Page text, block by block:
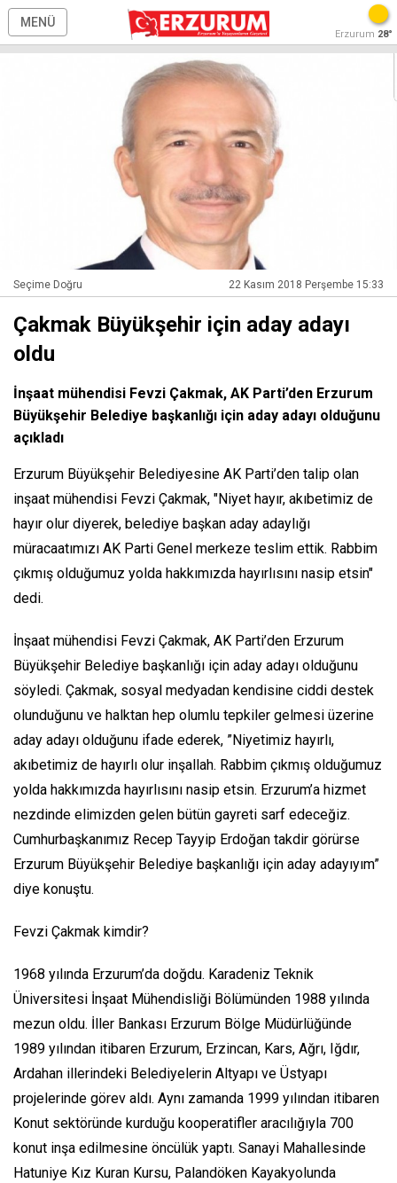
MENÜ
Erzurum 28°
Seçime Doğru 22 Kasım 2018 Perşembe 15:33
Çakmak Büyükşehir için aday adayı
oldu
İnşaat mühendisi Fevzi Çakmak, AK Parti’den Erzurum
Büyükşehir Belediye başkanlığı için aday adayı olduğunu
açıkladı
Erzurum Büyükşehir Belediyesine AK Parti’den talip olan
inşaat mühendisi Fevzi Çakmak, "Niyet hayır, akıbetimiz de
hayır olur diyerek, belediye başkan aday adaylığı
müracaatımızı AK Parti Genel merkeze teslim ettik. Rabbim
çıkmış olduğumuz yolda hakkımızda hayırlısını nasip etsin"
dedi.
İnşaat mühendisi Fevzi Çakmak, AK Parti’den Erzurum
Büyükşehir Belediye başkanlığı için aday adayı olduğunu
söyledi. Çakmak, sosyal medyadan kendisine ciddi destek
olunduğunu ve halktan hep olumlu tepkiler gelmesi üzerine
aday adayı olduğunu ifade ederek, ”Niyetimiz hayırlı,
akıbetimiz de hayırlı olur inşallah. Rabbim çıkmış olduğumuz
yolda hakkımızda hayırlısını nasip etsin. Erzurum’a hizmet
nezdinde elimizden gelen bütün gayreti sarf edeceğiz.
Cumhurbaşkanımız Recep Tayyip Erdoğan takdir görürse
Erzurum Büyükşehir Belediye başkanlığı için aday adayıyım”
diye konuştu.
Fevzi Çakmak kimdir?
1968 yılında Erzurum’da doğdu. Karadeniz Teknik
Üniversitesi İnşaat Mühendisliği Bölümünden 1988 yılında
mezun oldu. İller Bankası Erzurum Bölge Müdürlüğünde
1989 yılından itibaren Erzurum, Erzincan, Kars, Ağrı, Iğdır,
Ardahan illerindeki Belediyelerin Altyapı ve Üstyapı
projelerinde görev aldı. Aynı zamanda 1999 yılından itibaren
Konut sektöründe kurduğu kooperatifler aracılığıyla 700
konut inşa edilmesine öncülük yaptı. Sanayi Mahallesinde
Hatuniye Kız Kuran Kursu, Palandöken Kayakyolunda